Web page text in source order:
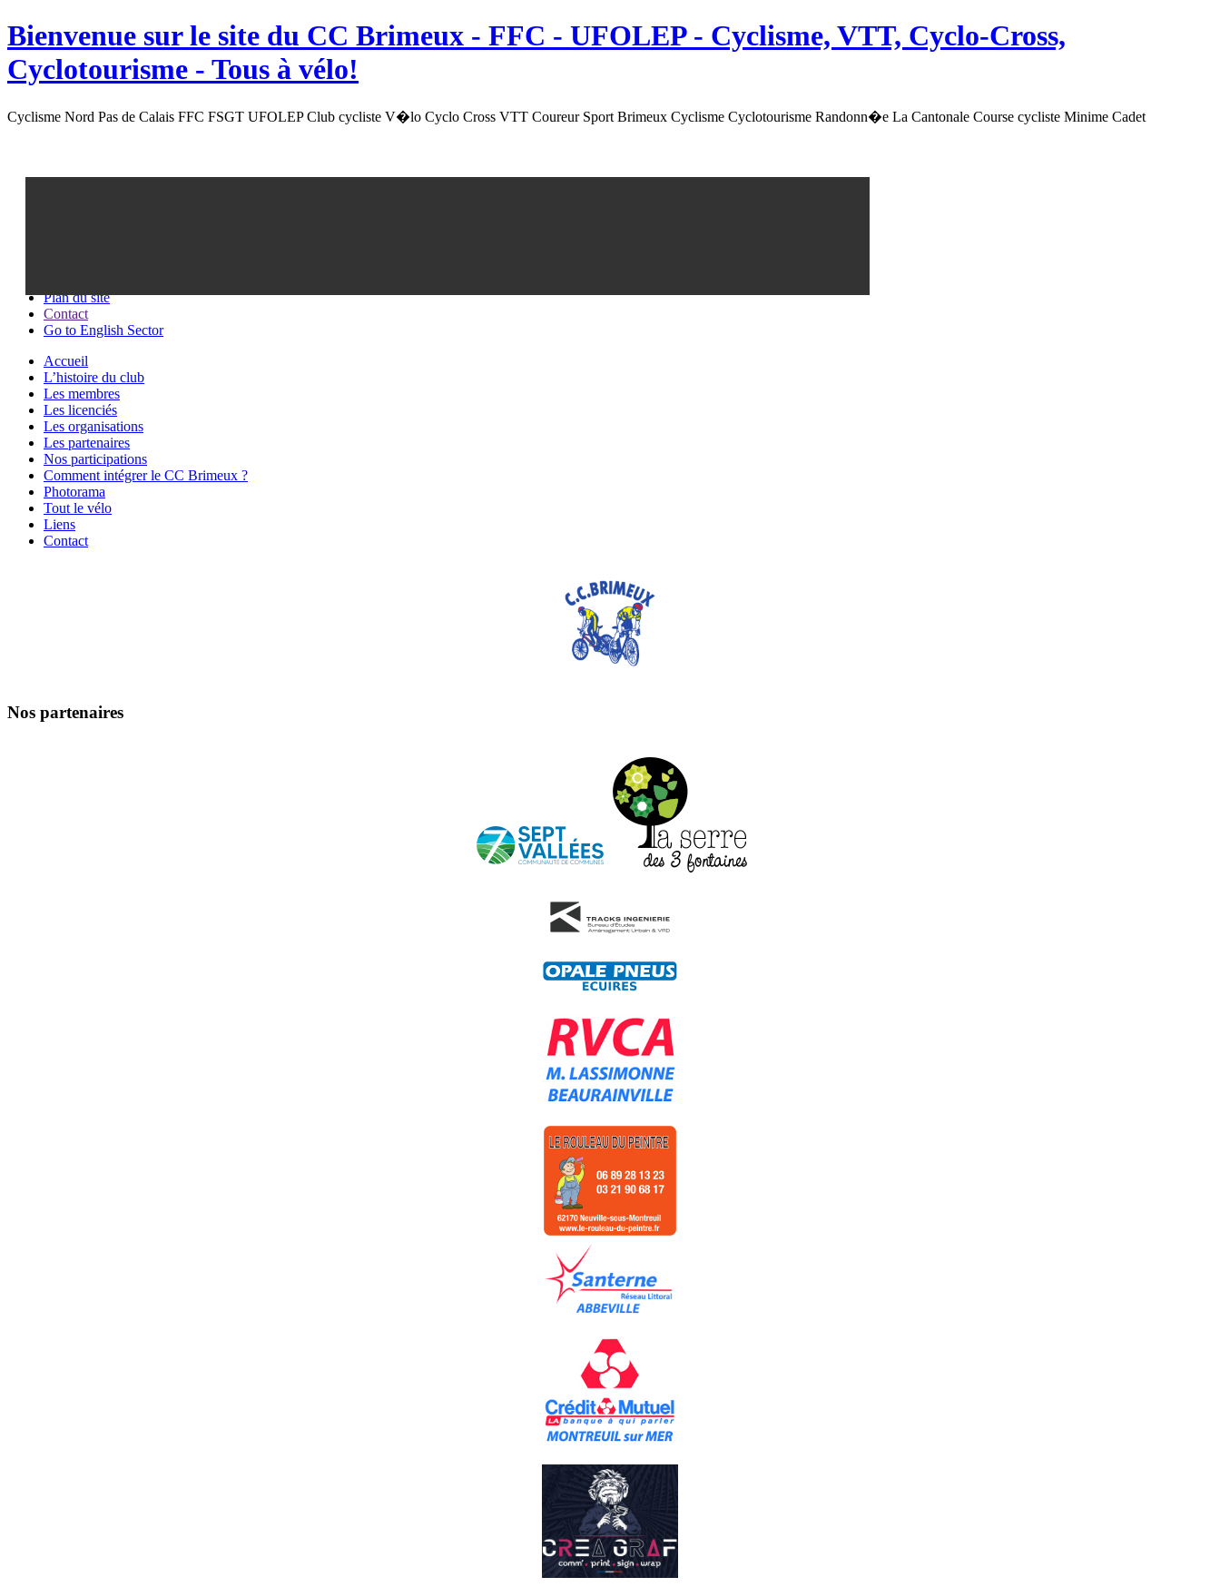
Bienvenue sur le site du CC Brimeux - FFC - UFOLEP - Cyclisme, VTT, Cyclo-Cross,
Cyclotourisme - Tous à vélo!
Cyclisme Nord Pas de Calais FFC FSGT UFOLEP Club cycliste V�lo Cyclo Cross VTT Coureur Sport Brimeux Cyclisme Cyclotourisme Randonn�e La Cantonale Course cycliste Minime Cadet
Plan du site
Contact
Go to English Sector
Accueil
L’histoire du club
Les membres
Les licenciés
Les organisations
Les partenaires
Nos participations
Comment intégrer le CC Brimeux ?
Photorama
Tout le vélo
Liens
Contact
Nos partenaires